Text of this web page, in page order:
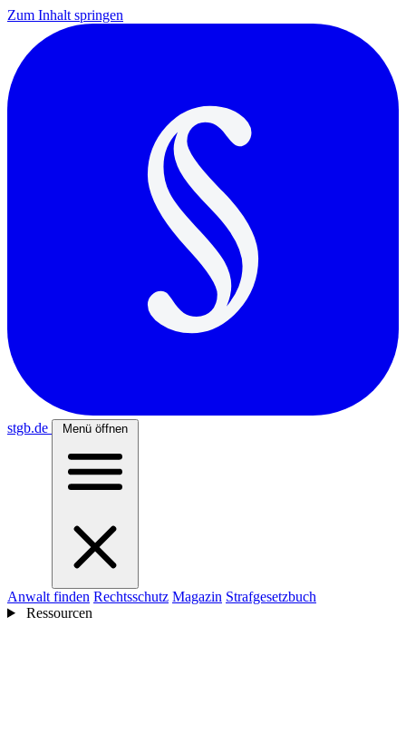
Zum Inhalt springen
stgb.de Menü öffnen
Anwalt finden Rechtsschutz Magazin Strafgesetzbuch
Ressourcen